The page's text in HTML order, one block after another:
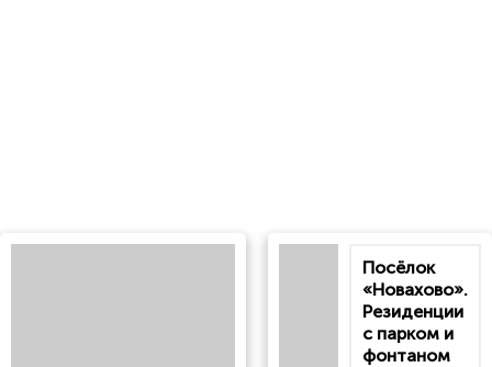
Посёлок
«Новахово».
Резиденции
с парком и
фонтаном